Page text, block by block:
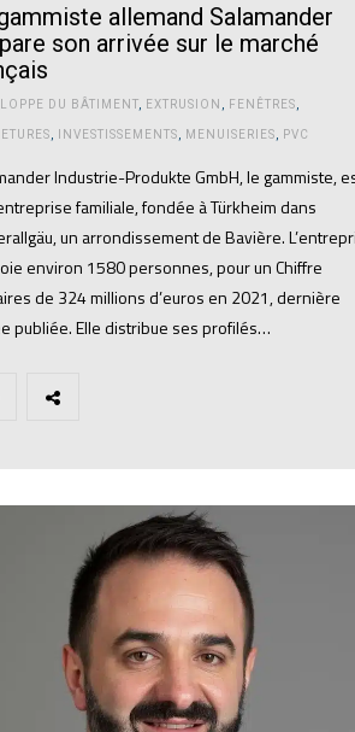
allemand Salamander
son arrivée sur le marché
DU BÂTIMENT, EXTRUSION FENÊTRES
INVESTISSEMENTS MENUISERIES PVC
Industrie-Produkte GmbH, le gammiste,
familiale, fondée à Türkheim dans
un arrondissement de Bavière.
environ 1580 personnes, pour un Chiffre
de 324 millions d’euros en 2021, dernière
publiée. Elle distribue ses profilés…